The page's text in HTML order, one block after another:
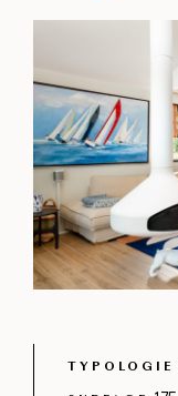
TYPOLOGIE